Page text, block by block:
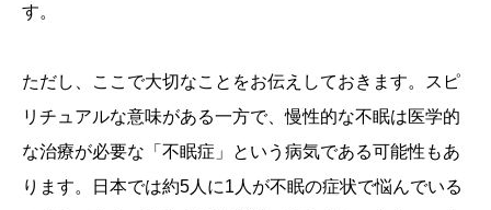
す。
ただし、ここで大切なことをお伝えしておきます。スピ
リチュアルな意味がある一方で、慢性的な不眠は医学的
な治療が必要な「不眠症」という病気である可能性もあ
ります。日本では約5人に1人が不眠の症状で悩んでいる